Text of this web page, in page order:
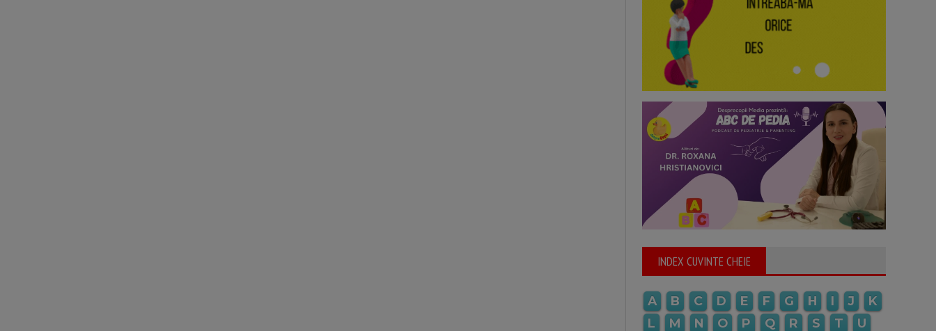
INDEX CUVINTE CHEIE
A B C D E F G H I J
K
L
M N O P Q R S T
U